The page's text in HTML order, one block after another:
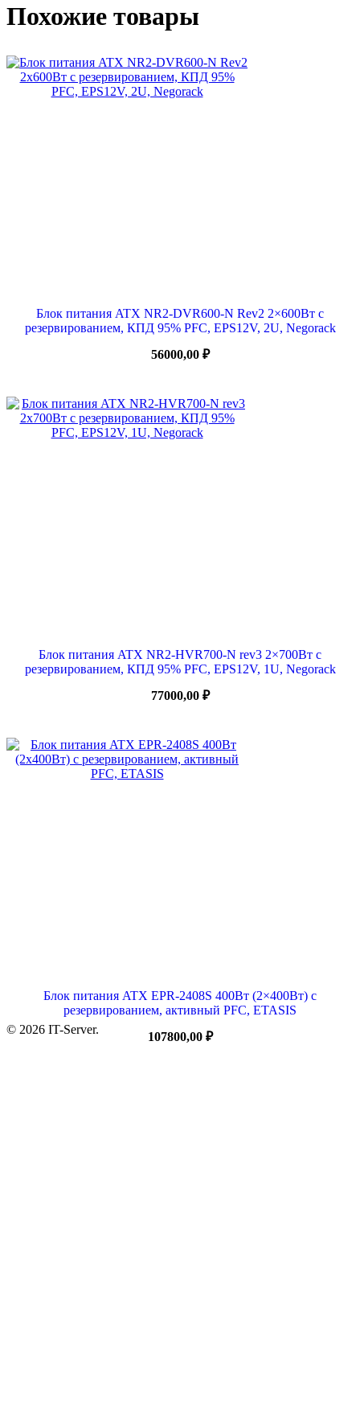
Похожие товары
Блок питания ATX NR2-DVR600-N Rev2 2×600Вт с
резервированием, КПД 95% PFC, EPS12V, 2U, Negorack
56000,00 ₽
Блок питания ATX NR2-HVR700-N rev3 2×700Вт с
резервированием, КПД 95% PFC, EPS12V, 1U, Negorack
77000,00 ₽
Блок питания ATX EPR-2408S 400Вт (2×400Вт) с
резервированием, активный PFC, ETASIS
107800,00 ₽
© 2026 IT-Server.